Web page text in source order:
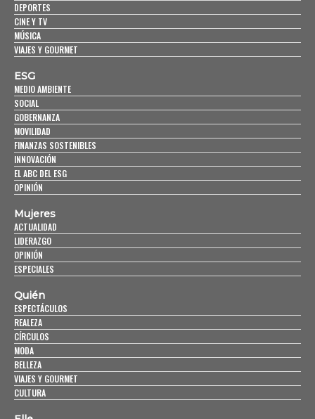
DEPORTES
CINE Y TV
MÚSICA
VIAJES Y GOURMET
ESG
MEDIO AMBIENTE
SOCIAL
GOBERNANZA
MOVILIDAD
FINANZAS SOSTENIBLES
INNOVACIÓN
EL ABC DEL ESG
OPINIÓN
Mujeres
ACTUALIDAD
LIDERAZGO
OPINIÓN
ESPECIALES
Quién
ESPECTÁCULOS
REALEZA
CÍRCULOS
MODA
BELLEZA
VIAJES Y GOURMET
CULTURA